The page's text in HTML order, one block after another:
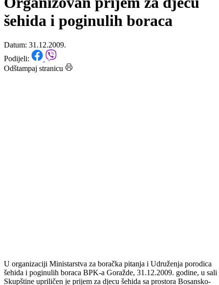
Početna/Vijesti
Organizovan prijem za djecu
šehida i poginulih boraca
Datum: 31.12.2009.